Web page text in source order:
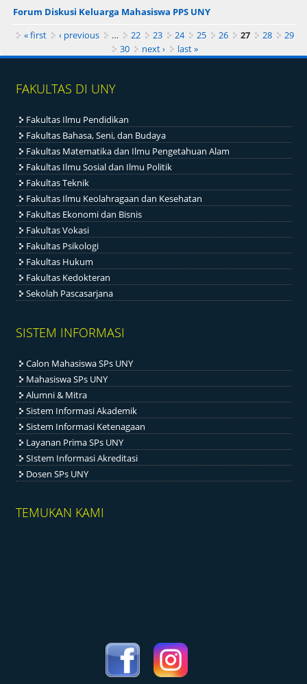
Forum Diskusi Keluarga Mahasiswa PPS UNY
Pages
« first ‹ previous … 22 23 24 25 26 27 28
29
30
next › last »
FAKULTAS DI UNY
Fakultas Ilmu Pendidikan
Fakultas Bahasa, Seni, dan Budaya
Fakultas Matematika dan Ilmu Pengetahuan Alam
Fakultas Ilmu Sosial dan Ilmu Politik
Fakultas Teknik
Fakultas Ilmu Keolahragaan dan Kesehatan
Fakultas Ekonomi dan Bisnis
Fakultas Vokasi
Fakultas Psikologi
Fakultas Hukum
Fakultas Kedokteran
Sekolah Pascasarjana
SISTEM INFORMASI
Calon Mahasiswa SPs UNY
Mahasiswa SPs UNY
Alumni & Mitra
Sistem Informasi Akademik
Sistem Informasi Ketenagaan
Layanan Prima SPs UNY
SIstem Informasi Akreditasi
Dosen SPs UNY
TEMUKAN KAMI